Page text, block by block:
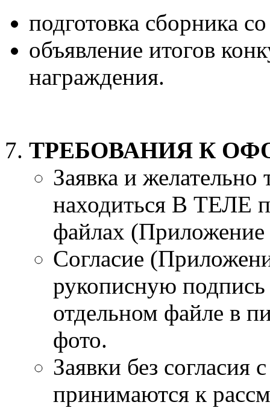
подготовка сборника
объявление итогов
награждения.
ТРЕБОВАНИЯ К
Заявка и
находиться В ТЕЛЕ
файлах
Согласие
рукописную подпись
отдельном файле в
фото.
Заявки без согласия
принимаются к